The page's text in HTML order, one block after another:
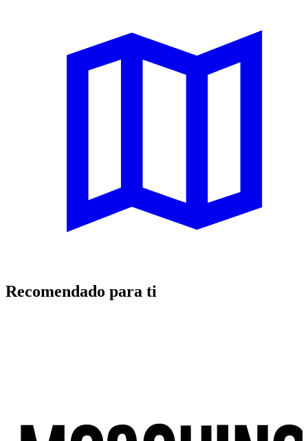
Recomendado para ti